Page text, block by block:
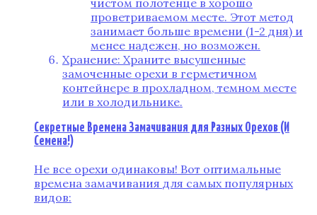
проветриваемом месте. Этот метод
занимает больше времени (1-2 дня) и
менее надежен, но возможен.
Хранение: Храните высушенные
замоченные орехи в герметичном
контейнере в прохладном, темном месте
или в холодильнике.
Секретные Времена Замачивания для Разных Орехов (И
Семена!)
Не все орехи одинаковы! Вот оптимальные
времена замачивания для самых популярных
видов: